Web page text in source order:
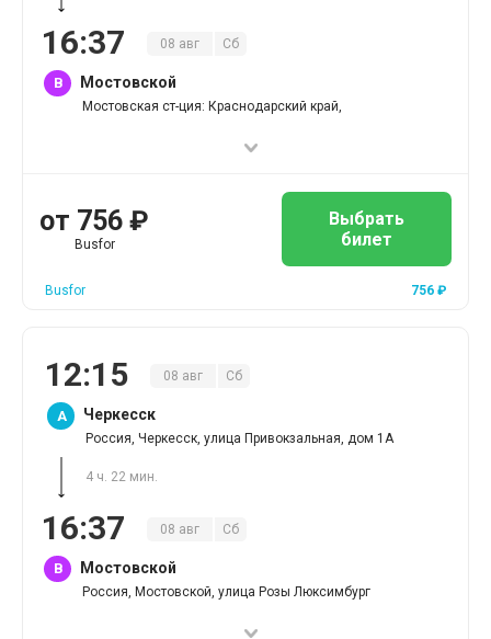
16:37 08 авг Сб
B Мостовской
Мостовская ст-ция: Краснодарский край,
от 756 ₽
Busfor
Выбрать
билет
Busfor 756 ₽
12:15 08 авг Сб
A Черкесск
Россия, Черкесск, улица Привокзальная, дом 1А
4 ч. 22 мин.
16:37 08 авг Сб
B Мостовской
Россия, Мостовской, улица Розы Люксимбург